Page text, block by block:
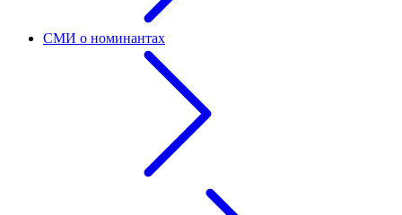
СМИ о номинантах